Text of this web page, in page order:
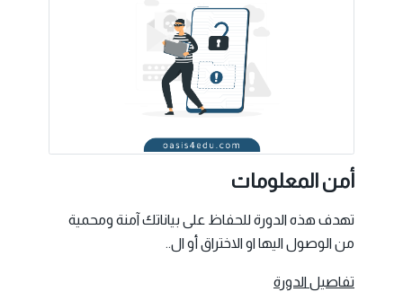
أمن المعلومات
تهدف هذه الدورة للحفاظ على بياناتك آمنة ومحمية
من الوصول اليها او الاختراق أو ال..
تفاصيل الدورة